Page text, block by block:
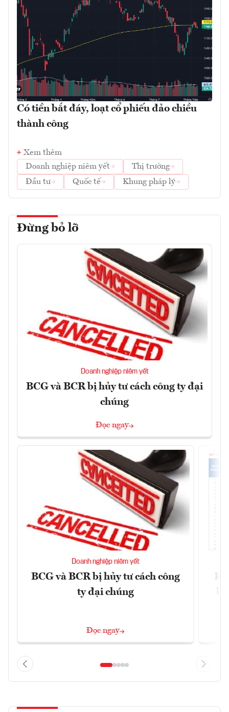
Có tiền bắt đáy, loạt cổ phiếu đảo chiều
thành công
Xem thêm
Doanh nghiệp niêm yết
Thị trường
Đầu tư
Quốc tế Khung pháp lý
Đừng bỏ lỡ
Doanh nghiệp niêm yết
BCG và BCR bị hủy tư cách công ty đại
chúng
Đọc ngay
Doanh nghiệp niêm yết
BCG và BCR bị hủy tư cách công
ty đại chúng
Đọc ngay